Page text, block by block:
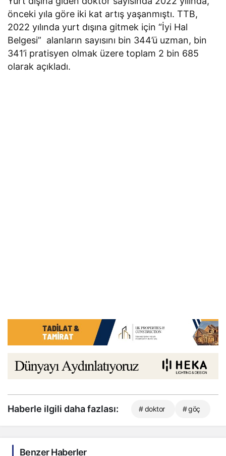
önceki yıla göre iki kat artış yaşanmıştı. TTB,
2022 yılında yurt dışına gitmek için “İyi Hal
Belgesi” alanların sayısını bin 344’ü uzman, bin
341’i pratisyen olmak üzere toplam 2 bin 685
olarak açıkladı.
Haberle ilgili daha fazlası: # doktor # göç
Benzer Haberler